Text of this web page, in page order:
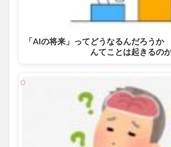
「AIの将来」ってどうなるんだろう
んてことは起きるの